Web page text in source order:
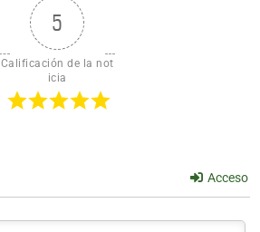
5
Calificación de la not
icia
Acceso